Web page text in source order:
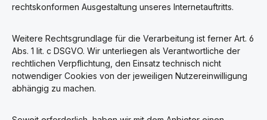
rechtskonformen Ausgestaltung unseres Internetauftritts.
Weitere Rechtsgrundlage für die Verarbeitung ist ferner Art. 6
Abs. 1 lit. c DSGVO. Wir unterliegen als Verantwortliche der
rechtlichen Verpflichtung, den Einsatz technisch nicht
notwendiger Cookies von der jeweiligen Nutzereinwilligung
abhängig zu machen.